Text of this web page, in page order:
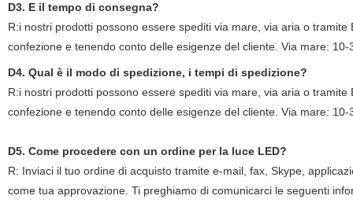
D3. E il tempo di consegna?
R:i nostri prodotti possono essere spediti via mare, via aria o
confezione e tenendo conto delle esigenze del cliente. Via mare:
D4. Qual è il modo di spedizione, i tempi di spedizione?
R:i nostri prodotti possono essere spediti via mare, via aria o
confezione e tenendo conto delle esigenze del cliente. Via mare:
D5. Come procedere con un ordine per la luce LED?
R: Inviaci il tuo ordine di acquisto tramite e-mail, fax, Skype,
come tua approvazione. Ti preghiamo di comunicarci le seguenti